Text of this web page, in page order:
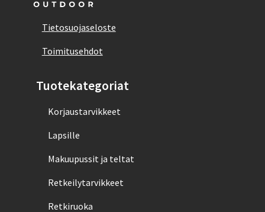
Tietosuojaseloste
Toimitusehdot
Tuotekategoriat
Korjaustarvikkeet
Lapsille
Makuupussit ja teltat
Retkeilytarvikkeet
Retkiruoka